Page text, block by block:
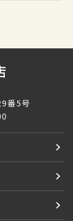
番5号